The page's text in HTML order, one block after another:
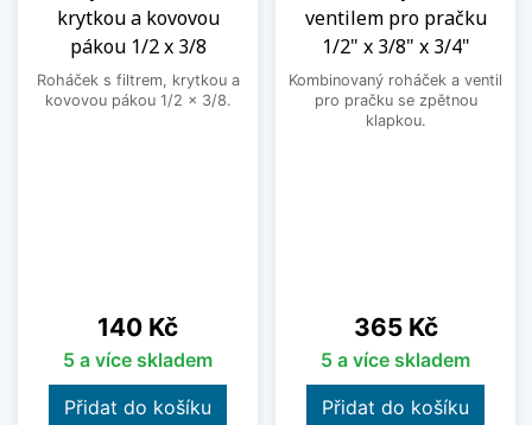
krytkou a kovovou
pákou 1/2 x 3/8
Roháček s filtrem, krytkou a
kovovou pákou 1/2 x 3/8.
Cena
140 Kč
5 a více skladem
Přidat do košíku
ventilem pro pračku
1/2" x 3/8" x 3/4"
Kombinovaný roháček a ventil
pro pračku se zpětnou
klapkou.
Cena
365 Kč
5 a více skladem
Přidat do košíku